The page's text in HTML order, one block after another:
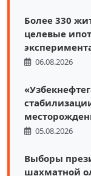
Более 330
целевые
06.08.2026
05.08.2026
Выборы
шахматной